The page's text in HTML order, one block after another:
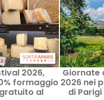
2026,
formaggio
al
Giornate
2026 nei
di